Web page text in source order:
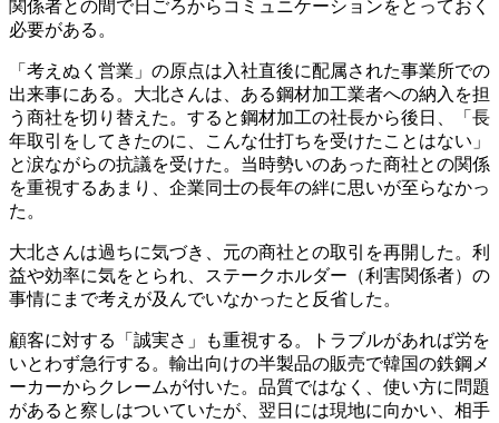
関係者との間で日ごろからコミュニケーションをとっておく
必要がある。
「考えぬく営業」の原点は入社直後に配属された事業所での
出来事にある。大北さんは、ある鋼材加工業者への納入を担
う商社を切り替えた。すると鋼材加工の社長から後日、「長
年取引をしてきたのに、こんな仕打ちを受けたことはない」
と涙ながらの抗議を受けた。当時勢いのあった商社との関係
を重視するあまり、企業同士の長年の絆に思いが至らなかっ
た。
大北さんは過ちに気づき、元の商社との取引を再開した。利
益や効率に気をとられ、ステークホルダー（利害関係者）の
事情にまで考えが及んでいなかったと反省した。
顧客に対する「誠実さ」も重視する。トラブルがあれば労を
いとわず急行する。輸出向けの半製品の販売で韓国の鉄鋼メ
ーカーからクレームが付いた。品質ではなく、使い方に問題
があると察しはついていたが、翌日には現地に向かい、相手